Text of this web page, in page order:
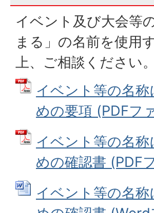
イベント及び大会等
まる」の名前を使用
上、ご相談ください。
イベント等の名
めの要項 (PDFフ
イベント等の名
めの確認書 (PDF
イベント等の名